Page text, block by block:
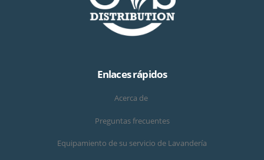
Enlaces rápidos
Acerca de
Preguntas frecuentes
Equipamiento de su servicio de Lavandería